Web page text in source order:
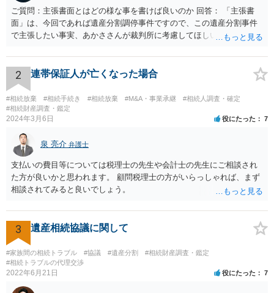
ご質問：主張書面とはどの様な事を書けば良いのか 回答： 「主張書
面」は、今回であれば遺産分割調停事件ですので、この遺産分割事件
で主張したい事実、あかささんが裁判所に考慮してほしいと思う、亡
ります。 もし、主張したい事実や考慮してほしい事情に関連して
資料を持っているようであれば、主張書面とは別で提出できます。も
し、お姉さんに見られたくないような資料がある場合、「非開示の希
望に関する申出書」と共に提出することも考えられます。 ご質問：書
いた方が良い事と書かない方が良い事 回答： お姉さんが申立書の「申
立ての趣旨」のところに書いている遺産の分け方に対して意見があれ
ば、まずそれを書くとよいです。 次に「申立ての理由」のところに、
なぜ調停を申し立てたのか(例えば、あかささんと話合いが出来ない／
決裂した、など)や亡くなった方・あかささん・お姉さん間の事情やい
きさつなどが書かれていると思うので、あかささんから見てそれは違
うと感じるところは、どのように違うのか、など書くとよいです。 そ
の他、お姉さんの申立書には書かれていないけど、どのように遺産を
(例えば、○○のときにお姉さんは亡くなった方からお金を援助してもら
った等)、それも書くとよいです。 書かない方が良いと思うことは、遺
産分割に関係ない(と思われる)いきさつを沢山盛り込むことだと考えま
す(あくまで遺産分割に関係することに留める方が、裁判所や調停委員
の方に事情を理解してもらいやすいと思います)。
2 連帯保証人が亡くなった場合
#相続放棄 #相続手続き #相続放棄 #M&A・事業承継
#相続人調査・確定
#相続財産調査・鑑定
2024年3月6日 役にたった 7
泉 亮介 弁護士
支払いの費目等については税理士の先生や会計士の先生にご相談され
た方が良いかと思われます。 顧問税理士の方がいらっしゃれば、まず
相談されてみると良いでしょう。
3 遺産相続協議に関して
#家族間の相続トラブル #協議 #遺産分割
#相続財産調査・鑑定
#相続トラブルの代理交渉
2022年6月21日 役にたった 7